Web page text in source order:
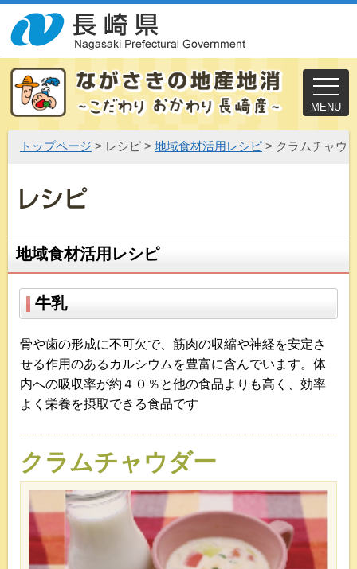
MENU
トップページ > レシピ > 地域食材活用レシピ > クラムチャウ
地域食材活用レシピ
牛乳
骨や歯の形成に不可欠で、筋肉の収縮や神経を安定さ
せる作用のあるカルシウムを豊富に含んでいます。体
内への吸収率が約４０％と他の食品よりも高く、効率
よく栄養を摂取できる食品です
クラムチャウダー